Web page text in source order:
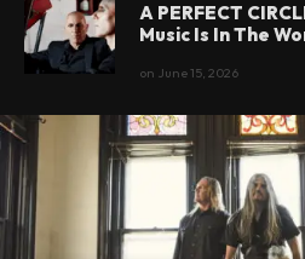
A PERFECT
Music Is In The
on June 15, 2026